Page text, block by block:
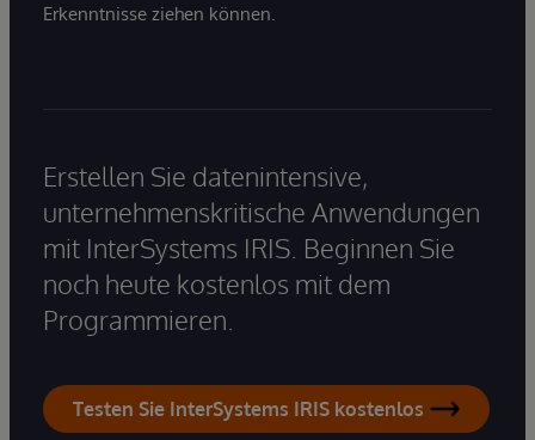
Erkenntnisse ziehen können.
Erstellen Sie datenintensive,
unternehmenskritische Anwendungen
mit InterSystems IRIS. Beginnen Sie
noch heute kostenlos mit dem
Programmieren.
Testen Sie InterSystems IRIS kostenlos